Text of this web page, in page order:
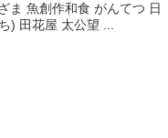
ま 魚創作和食 がんてつ 日
) 田花屋 太公望 ...